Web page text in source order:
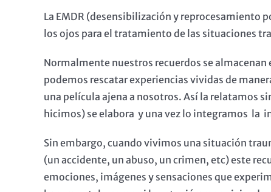
La EMDR (desensibilización y reprocesamiento
los ojos para el tratamiento de las situaciones
Normalmente nuestros recuerdos se almacenan
podemos rescatar experiencias vividas de
una película ajena a nosotros. Así la relatamos
hicimos) se elabora y una vez lo integramos la
Sin embargo, cuando vivimos una situación
(un accidente, un abuso, un crimen, etc) este
emociones, imágenes y sensaciones que